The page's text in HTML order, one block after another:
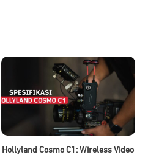
Hollyland Cosmo C1: Wireless Video